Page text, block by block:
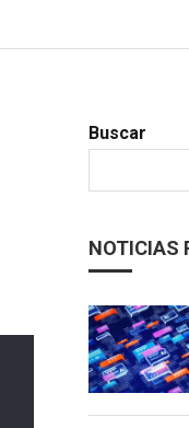
Buscar
NOTICIAS